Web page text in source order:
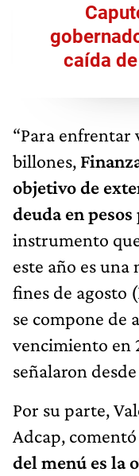
caída
“Para enfrentar
billones,
objetivo de
deuda en
instrumento
este año es
fines de agosto
se compone de
vencimiento en
señalaron
Por su parte,
Adcap,
del menú es la